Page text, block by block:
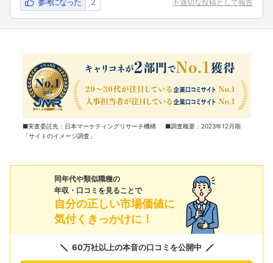
不適切な投稿として報告
■実査委託先：日本マーケティングリサーチ機構 ■調査概要：2023年12月期
「サイトのイメージ調査」
同年代や類似職種の
年収・口コミを見ることで
自分の正しい市場価値に
気付くきっかけに！
60万社以上の本音の口コミを公開中